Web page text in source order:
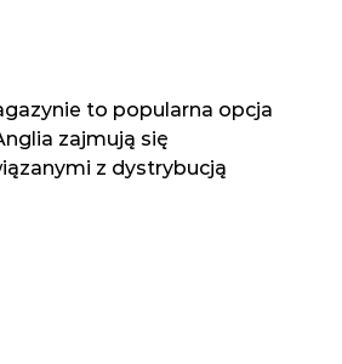
to popularna opcja
zajmują się
z dystrybucją